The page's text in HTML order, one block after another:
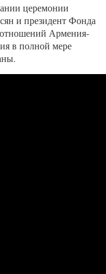
церемонии
и президент Фонда
Армения-
в полной мере